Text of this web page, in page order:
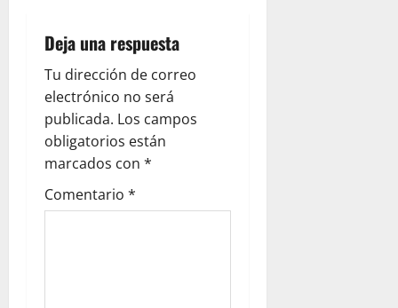
Deja una respuesta
Tu dirección de correo
electrónico no será
publicada. Los campos
obligatorios están
marcados con *
Comentario *